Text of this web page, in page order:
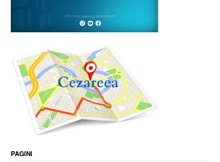
PAGINI